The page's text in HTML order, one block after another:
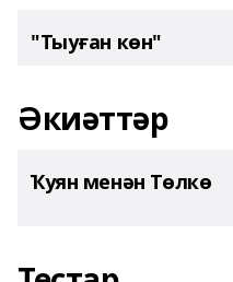
"Тыуған көн"
Әкиәттәр
Ҡуян менән Төлкө